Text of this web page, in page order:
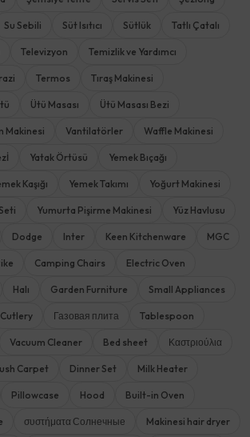
Su Sebili Süt Isıtıcı Sütlük Tatlı Çatalı
Televizyon Temizlik ve Yardımcı
Termos Tıraş Makinesi
Ütü Masası Ütü Masası Bezi
Makinesi Vantilatörler Waffle Makinesi
Yatak Örtüsü Yemek Bıçağı
Kaşığı Yemek Takımı Yoğurt Makinesi
Yumurta Pişirme Makinesi Yüz Havlusu
Dodge Inter Keen Kitchenware MGC
Camping Chairs Electric Oven
Halı Garden Furniture Small Appliances
Cutlery Газовая плита Tablespoon
Vacuum Cleaner Bed sheet Καστριούλια
Carpet Dinner Set Milk Heater
Pillowcase Hood Built-in Oven
συστήματα Солнечные Makinesi hair dryer